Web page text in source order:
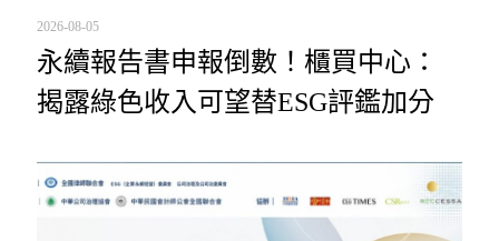
2026-08-05
永續報告書申報倒數！櫃買中心：
揭露綠色收入可望替ESG評鑑加分